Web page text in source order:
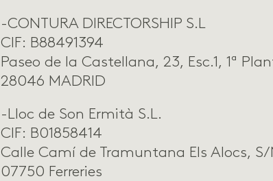
-CONTURA DIRECTORSHIP S.L
CIF: B88491394
Paseo de la Castellana, 23, Esc.1, 1ª
28046 MADRID
-Lloc de Son Ermità S.L.
CIF: B01858414
Calle Camí de Tramuntana Els Alocs, S/
07750 Ferreries